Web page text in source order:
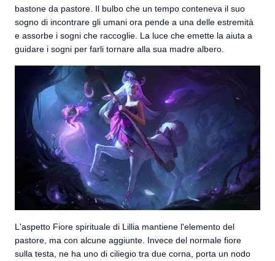
bastone da pastore. Il bulbo che un tempo conteneva il suo
sogno di incontrare gli umani ora pende a una delle estremità
e assorbe i sogni che raccoglie. La luce che emette la aiuta a
guidare i sogni per farli tornare alla sua madre albero.
L'aspetto Fiore spirituale di Lillia mantiene l'elemento del
pastore, ma con alcune aggiunte. Invece del normale fiore
sulla testa, ne ha uno di ciliegio tra due corna, porta un nodo